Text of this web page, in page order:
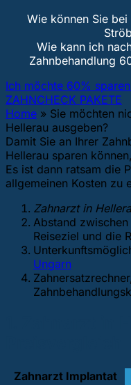
Wie können Sie
Wie kann ich
Zahnbehandlung
Ich möchte 60%
ZAHNCHECK PAKETE
Home » Sie möchten
Hellerau ausgeben?
Damit Sie an Ihrer
Hellerau sparen
Es ist dann ratsam die
allgemeinen Kosten zu
Zahnarzt in
Abstand
Reiseziel und die
Ungarn
Zahnarzt Implantat